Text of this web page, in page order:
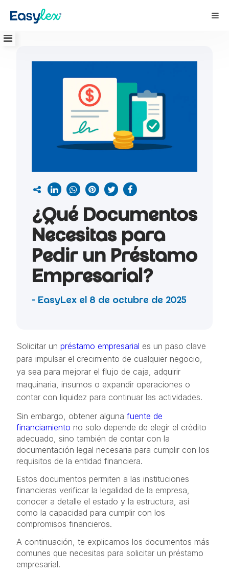
¿Qué Documentos
Necesitas para
Pedir un Préstamo
Empresarial?
- EasyLex el 8 de octubre de 2025
Solicitar un préstamo empresarial es un paso clave
para impulsar el crecimiento de cualquier negocio,
ya sea para mejorar el flujo de caja, adquirir
maquinaria, insumos o expandir operaciones o
contar con liquidez para continuar las actividades.
Sin embargo, obtener alguna fuente de
financiamiento no solo depende de elegir el crédito
adecuado, sino también de contar con la
documentación legal necesaria para cumplir con los
requisitos de la entidad financiera.
Estos documentos permiten a las instituciones
financieras verificar la legalidad de la empresa,
conocer a detalle el estado y la estructura, así
como la capacidad para cumplir con los
compromisos financieros.
A continuación, te explicamos los documentos más
comunes que necesitas para solicitar un préstamo
empresarial.